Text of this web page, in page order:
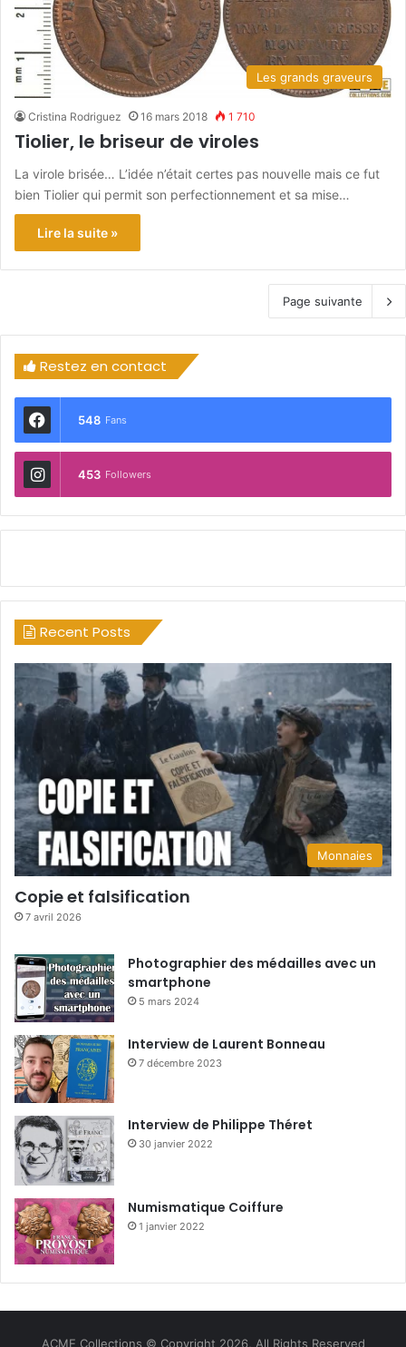
Les grands graveurs
Cristina Rodriguez 16 mars 2018 1 710
Tiolier, le briseur de viroles
La virole brisée… L’idée n’était certes pas nouvelle mais ce fut
bien Tiolier qui permit son perfectionnement et sa mise…
Lire la suite »
Page suivante
Restez en contact
548 Fans
453 Followers
Recent Posts
Monnaies
Copie et falsification
7 avril 2026
Photographier des médailles avec un
smartphone
5 mars 2024
Interview de Laurent Bonneau
7 décembre 2023
Interview de Philippe Théret
30 janvier 2022
Numismatique Coiffure
1 janvier 2022
ACME Collections © Copyright 2026, All Rights Reserved